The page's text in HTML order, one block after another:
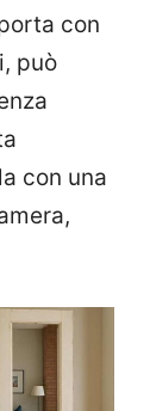
con
può
con una